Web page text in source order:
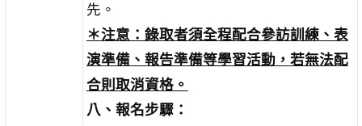
先。
＊注意：錄取者須全程配合參訪訓練、表
演準備、報告準備等學習活動，若無法配
合則取消資格。
八、報名步驟：